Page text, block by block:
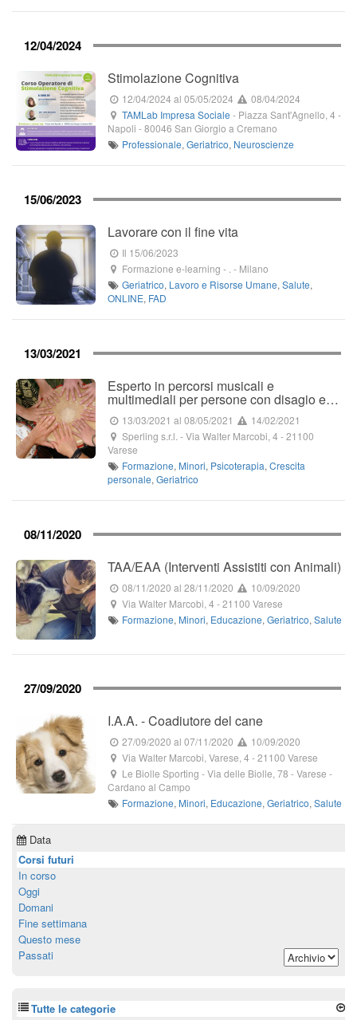
12/04/2024
Stimolazione Cognitiva
12/04/2024 al 05/05/2024
08/04/2024
TAMLab Impresa Sociale - Piazza Sant'Agnello, 4 -
Napoli -80046 San Giorgio a Cremano
Professionale,Geriatrico, Neuroscienze
15/06/2023
Lavorare con il fine vita
Il 15/06/2023
Formazione e-learning - - Milano
Geriatrico, Lavoro e Risorse Umane,Salute,
ONLINE, FAD
13/03/2021
Esperto in percorsi musicali e
multimediali per persone con disagio e…
13/03/2021 al 08/05/2021
14/02/2021
Sperling s.r.l. -Via Walter Marcobi, 4 -21100
Varese
Formazione, Minori, Psicoterapia,Crescita
personale, Geriatrico
08/11/2020
TAA/EAA (Interventi Assistiti con Animali)
08/11/2020 al 28/11/2020
10/09/2020
Via Walter Marcobi, 4 -21100 Varese
Formazione, Minori, Educazione,Geriatrico,Salute
27/09/2020
I.A.A. - Coadiutore del cane
27/09/2020 al 07/11/2020
10/09/2020
Via Walter Marcobi, Varese, 4 -21100 Varese
Le Biolle Sporting -Via delle Biolle, 78 - Varese -
Cardano al Campo
Formazione, Minori, Educazione,Geriatrico,Salute
Data
Corsi futuri
In corso
Oggi
Domani
Fine settimana
Questo mese
Passati
Tutte le categorie